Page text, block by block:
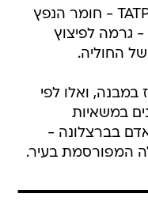
שבה נעשה שימוש בטריאצטון, TATP - חומר הנפץ
גרמה לפיצוץ
החוליה.
כ-120 מכלי גז במבנה, ואלו לפי
במשאיות
בברצלונה -
המפורסמת בעיר.